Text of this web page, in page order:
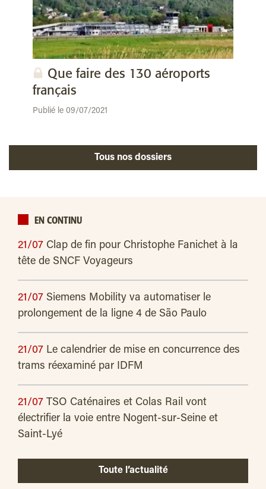
Que faire des 130 aéroports
français
Publié le 09/07/2021
Tous nos dossiers
EN CONTINU
21/07 Clap de fin pour Christophe Fanichet à la
tête de SNCF Voyageurs
21/07 Siemens Mobility va automatiser le
prolongement de la ligne 4 de São Paulo
21/07 Le calendrier de mise en concurrence des
trams réexaminé par IDFM
21/07 TSO Caténaires et Colas Rail vont
électrifier la voie entre Nogent-sur-Seine et
Saint-Lyé
Toute l’actualité